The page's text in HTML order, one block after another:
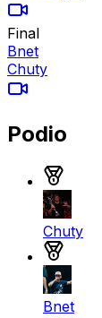
Final
Bnet
Chuty
Podio
Chuty
Bnet